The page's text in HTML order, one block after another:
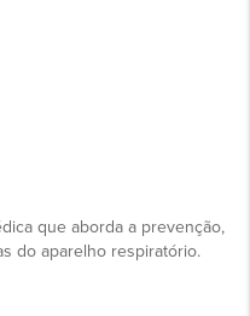
que aborda a prevenção,
do aparelho respiratório.